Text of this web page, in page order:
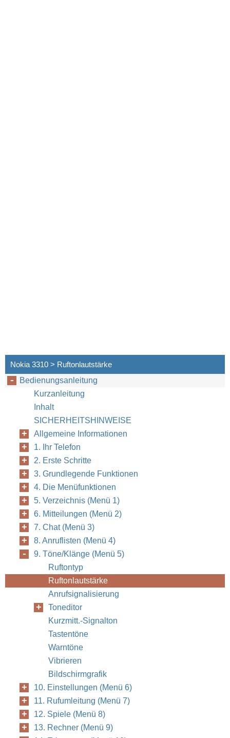
Nokia 3310 > Ruftonlautstärke
Bedienungsanleitung
Kurzanleitung
Inhalt
SICHERHEITSHINWEISE
Allgemeine Informationen
1. Ihr Telefon
2. Erste Schritte
3. Grundlegende Funktionen
4. Die Menüfunktionen
5. Verzeichnis (Menü 1)
6. Mitteilungen (Menü 2)
7. Chat (Menü 3)
8. Anruflisten (Menü 4)
9. Töne/Klänge (Menü 5)
Ruftontyp
Ruftonlautstärke
Anrufsignalisierung
Toneditor
Kurzmitt.-Signalton
Tastentöne
Warntöne
Vibrieren
Bildschirmgrafik
10. Einstellungen (Menü 6)
11. Rufumleitung (Menü 7)
12. Spiele (Menü 8)
13. Rechner (Menü 9)